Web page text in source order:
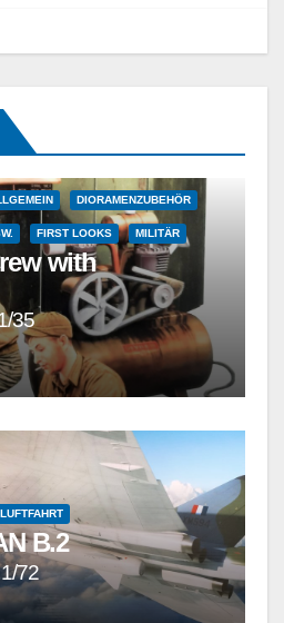
DIORAMENZUBEHÖR
FIRST LOOKS MILITÄR
with
35
LUFTFAHRT
B.2
72